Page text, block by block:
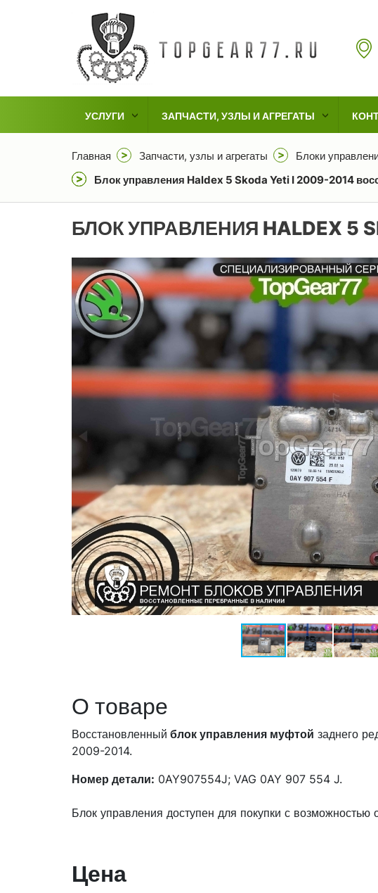
УСЛУГИ ЗАПЧАСТИ, УЗЛЫ И АГРЕГАТЫ
Главная Запчасти, узлы и агрегаты Блоки
Блок управления Haldex 5 Skoda Yeti I 2009-2014
БЛОК УПРАВЛЕНИЯ HALDEX 5
О товаре
Восстановленный блок управления муфтой заднего
2009-2014.
Номер детали: 0AY907554J; VAG 0AY 907 554 J.
Блок управления доступен для покупки с
Цена